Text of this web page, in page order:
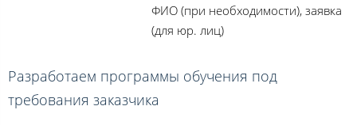
ФИО (при необходимости), заявка
(для юр. лиц)
Разработаем программы обучения под
требования заказчика